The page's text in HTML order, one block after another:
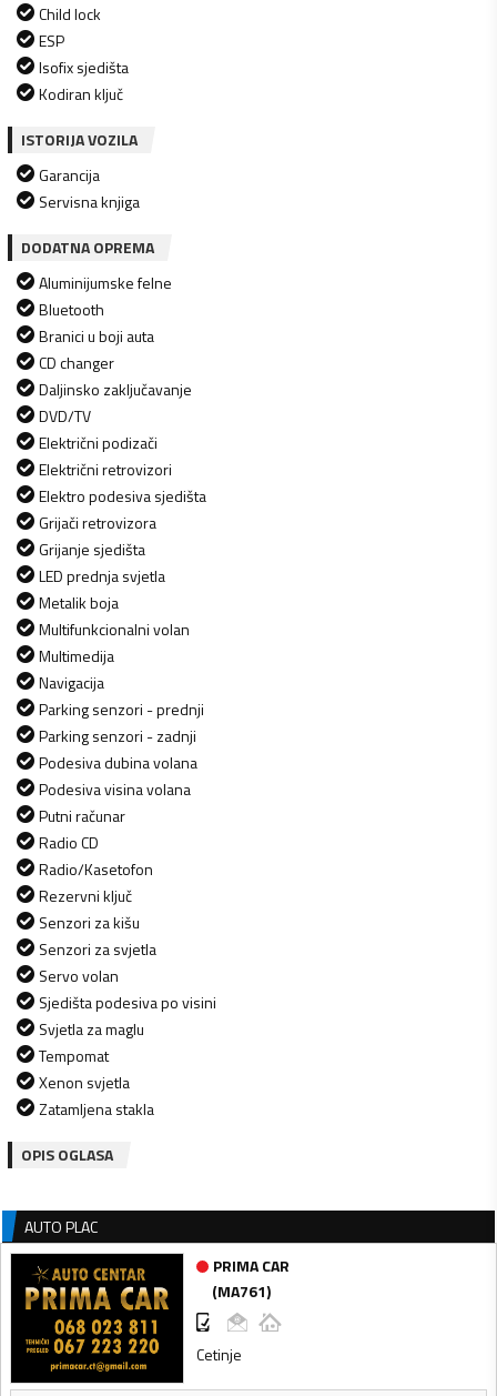
Child lock
ESP
Isofix sjedišta
Kodiran ključ
ISTORIJA VOZILA
Garancija
Servisna knjiga
DODATNA OPREMA
Aluminijumske felne
Bluetooth
Branici u boji auta
CD changer
Daljinsko zaključavanje
DVD/TV
Električni podizači
Električni retrovizori
Elektro podesiva sjedišta
Grijači retrovizora
Grijanje sjedišta
LED prednja svjetla
Metalik boja
Multifunkcionalni volan
Multimedija
Navigacija
Parking senzori - prednji
Parking senzori - zadnji
Podesiva dubina volana
Podesiva visina volana
Putni računar
Radio CD
Radio/Kasetofon
Rezervni ključ
Senzori za kišu
Senzori za svjetla
Servo volan
Sjedišta podesiva po visini
Svjetla za maglu
Tempomat
Xenon svjetla
Zatamljena stakla
OPIS OGLASA
AUTO PLAC
PRIMA CAR
(MA761)
Cetinje